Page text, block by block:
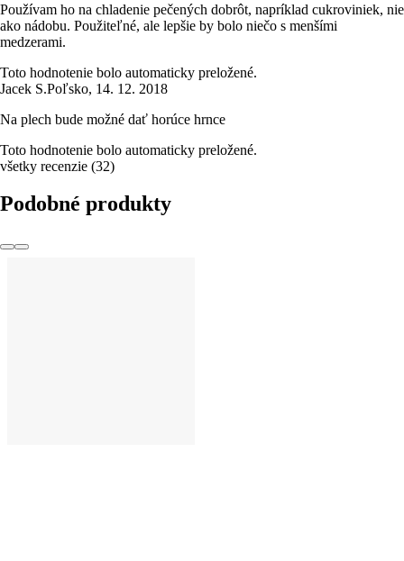
Používam ho na chladenie pečených dobrôt, napríklad cukroviniek, nie
ako nádobu. Použiteľné, ale lepšie by bolo niečo s menšími
medzerami.
Toto hodnotenie bolo automaticky preložené.
Jacek S.Poľsko, 14. 12. 2018
Na plech bude možné dať horúce hrnce
Toto hodnotenie bolo automaticky preložené.
všetky recenzie (32)
Podobné produkty